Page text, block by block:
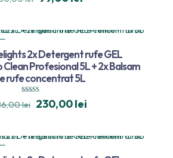
2x Detergent rufe GEL
Clean Profesional 5L + 2x Balsam
rufe concentrat 5L
Evaluat la
5.00
lei 230,00lei